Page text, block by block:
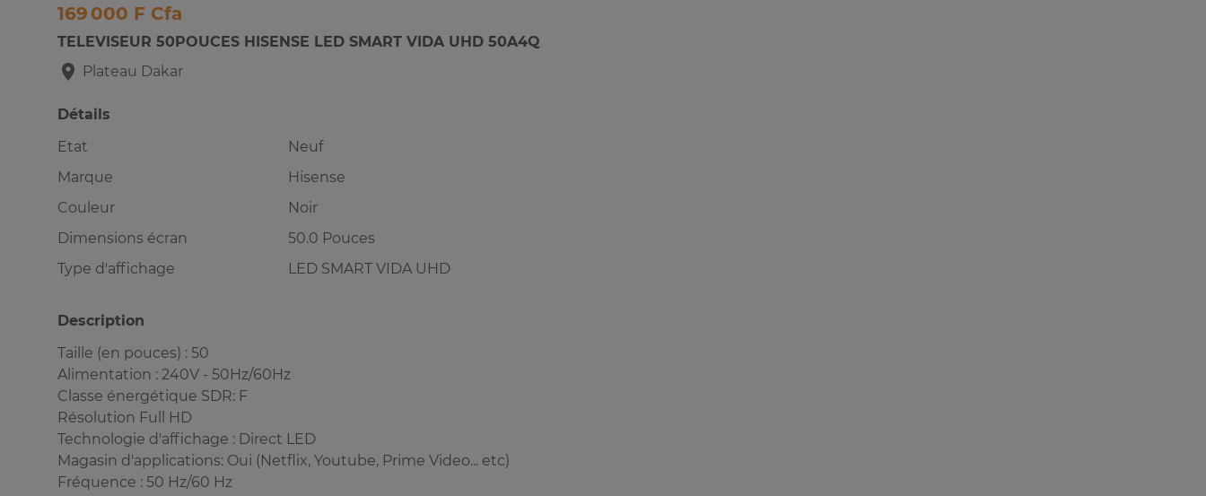
169 000 F Cfa
TELEVISEUR 50POUCES HISENSE LED SMART VIDA UHD 50A4Q
Plateau Dakar
Détails
Etat
Neuf
Marque
Hisense
Couleur
Noir
Dimensions écran
50.0 Pouces
Type d'affichage
LED SMART VIDA UHD
Description
Taille (en pouces) : 50
Alimentation : 240V - 50Hz/60Hz
Classe énergétique SDR: F
Résolution Full HD
Technologie d'affichage : Direct LED
Magasin d'applications: Oui (Netflix, Youtube, Prime Video... etc)
Fréquence : 50 Hz/60 Hz